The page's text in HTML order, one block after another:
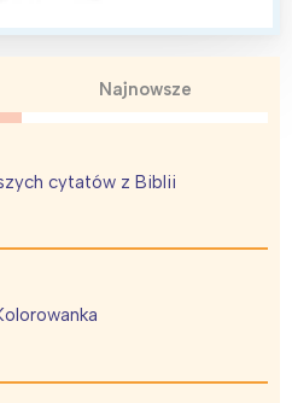
Najnowsze
cytatów z Biblii
Kraków
Południe
Wszystkie